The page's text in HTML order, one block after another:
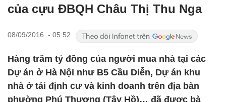
của cựu ĐBQH Châu Thị Thu Nga
08/09/2016 - 05:52
Hàng trăm tỷ đồng của người mua nhà tại các
Dự án ở Hà Nội như B5 Cầu Diễn, Dự án khu
nhà ở tái định cư và kinh doanh trên địa bàn
phường Phú Thượng (Tây Hồ)… đã được bà